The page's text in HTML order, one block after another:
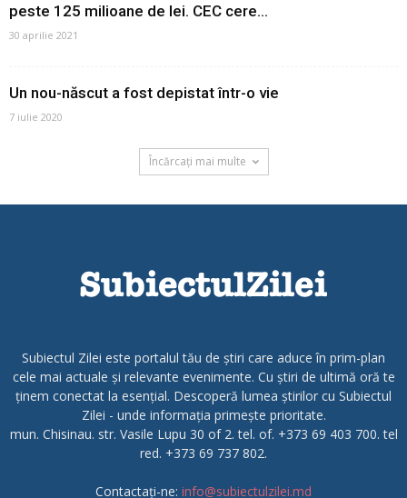
peste 125 milioane de lei. CEC cere...
30 aprilie 2021
Un nou-născut a fost depistat într-o vie
7 iulie 2020
Încărcați mai multe
Subiectul Zilei este portalul tău de știri care aduce în prim-plan
cele mai actuale și relevante evenimente. Cu știri de ultimă oră te
ținem conectat la esențial. Descoperă lumea știrilor cu Subiectul
Zilei - unde informația primește prioritate.
mun. Chisinau. str. Vasile Lupu 30 of 2. tel. of. +373 69 403 700. tel
red. +373 69 737 802.
Contactați-ne: info@subiectulzilei.md